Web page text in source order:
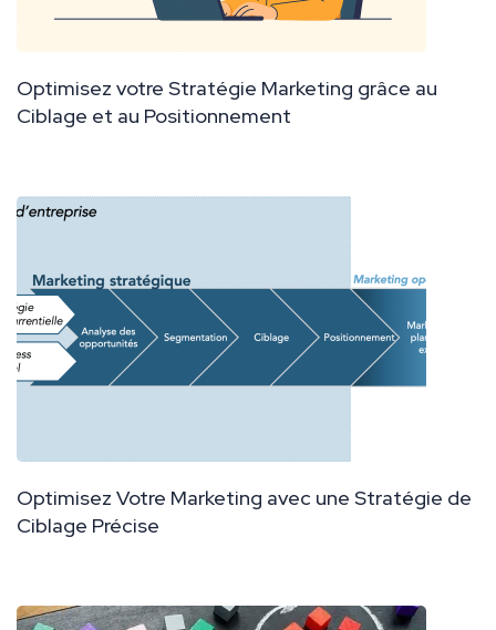
Optimisez votre Stratégie Marketing grâce au
Ciblage et au Positionnement
Optimisez Votre Marketing avec une Stratégie de
Ciblage Précise